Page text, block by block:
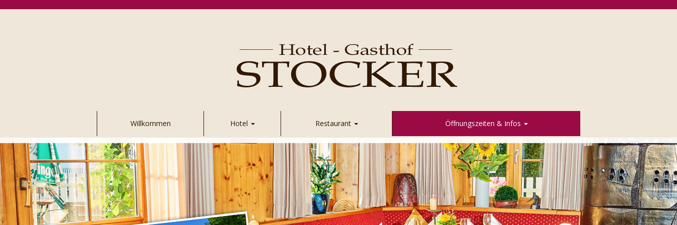
überspringenWillkommen Hotel Restaurant Öffnungszeiten & Infos